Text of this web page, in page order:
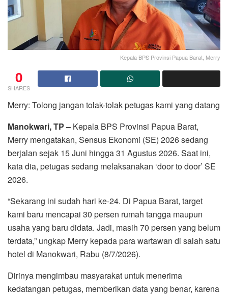
Kepala BPS Provinsi Papua Barat, Merry
0
SHARES
Merry: Tolong jangan tolak-tolak petugas kami yang datang
Manokwari, TP – Kepala BPS Provinsi Papua Barat,
Merry mengatakan, Sensus Ekonomi (SE) 2026 sedang
berjalan sejak 15 Juni hingga 31 Agustus 2026. Saat ini,
kata dia, petugas sedang melaksanakan ‘door to door’ SE
2026.
“Sekarang ini sudah hari ke-24. Di Papua Barat, target
kami baru mencapai 30 persen rumah tangga maupun
usaha yang baru didata. Jadi, masih 70 persen yang belum
terdata,” ungkap Merry kepada para wartawan di salah satu
hotel di Manokwari, Rabu (8/7/2026).
Dirinya mengimbau masyarakat untuk menerima
kedatangan petugas, memberikan data yang benar, karena